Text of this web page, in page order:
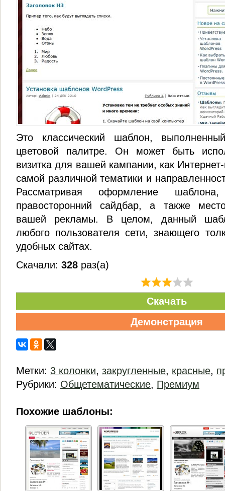
Это классический шаблон,
цветовой палитре. Он может быть
визитка для вашей кампании, как
самой различной тематики и
Рассматривая оформление
правосторонний сайдбар, а также
вашей рекламы. В целом, данный
любого пользователя сети, знающего
удобных сайтах.
Скачали: 328 раз(а)
Скачать
Демонстрация
Метки: 3 колонки, закругленные, красные,
Рубрики: Общетематические, Премиум
Похожие шаблоны: